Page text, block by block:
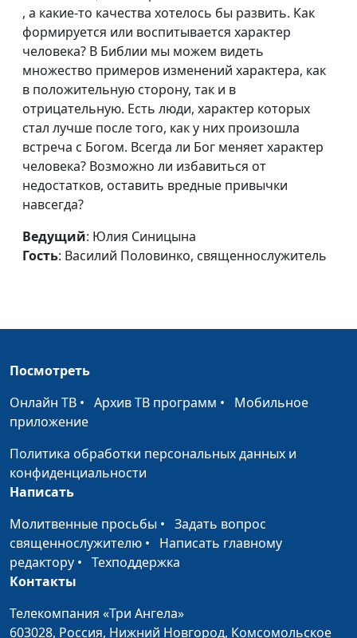
Девятая заповедь: не
лжесвидетельствуй
Юлия Синицына,
Павел Владимирович
Гончар,
священнослужитель,
Восьмая заповедь: не кради
Юлия Синицына,
Павел Владимирович
Гончар,
священнослужитель,
Седьмая заповедь: не
прелюбодействуй
Павел Владимирович
убивай
священнослужитель,
Пятая заповедь: почитай
отца и мать
Юлия Синицына,
священнослужитель,
магистр богословия
Четвертая заповедь: помни
день субботний
священнослужитель,
, а какие-то качества хотелось бы развить. Как
формируется или воспитывается характер
человека? В Библии мы можем видеть
множество примеров изменений характера, как
в положительную сторону, так и в
отрицательную. Есть люди, характер которых
стал лучше после того, как у них произошла
встреча с Богом. Всегда ли Бог меняет характер
человека? Возможно ли избавиться от
недостатков, оставить вредные привычки
навсегда?
Ведущий: Юлия Синицына
Гость: Василий Половинко, священнослужитель
Посмотреть
Онлайн ТВ • Архив ТВ программ • Мобильное
приложение
Политика обработки персональных данных и
конфиденциальности
Написать
Молитвенные просьбы • Задать вопрос
священнослужителю • Написать главному
редактору • Техподдержка
Контакты
Телекомпания «Три Ангела»
603028, Россия, Нижний Новгород, Комсомольское